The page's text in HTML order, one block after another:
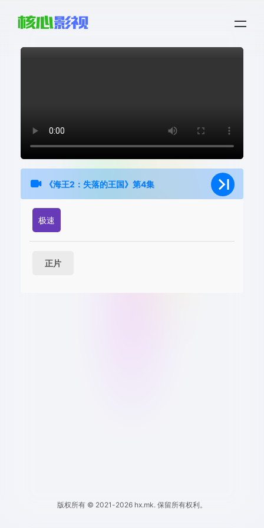
《海王2：失落的王国》第4集
极速
正片
版权所有 © 2021-2026 hx.mk. 保留所有权利。